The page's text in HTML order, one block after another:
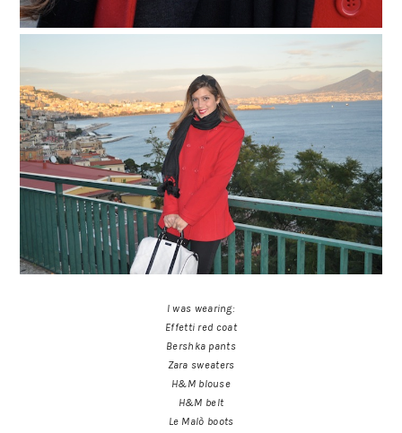
I was wearing:
Effetti red coat
Bershka pants
Zara sweaters
H&M blouse
H&M belt
Le Malò boots